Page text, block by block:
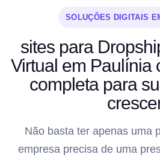
SOLUÇÕES DIGITAIS
sites para
Virtual em Paulínia
completa para
Não basta ter apenas uma
empresa precisa de uma